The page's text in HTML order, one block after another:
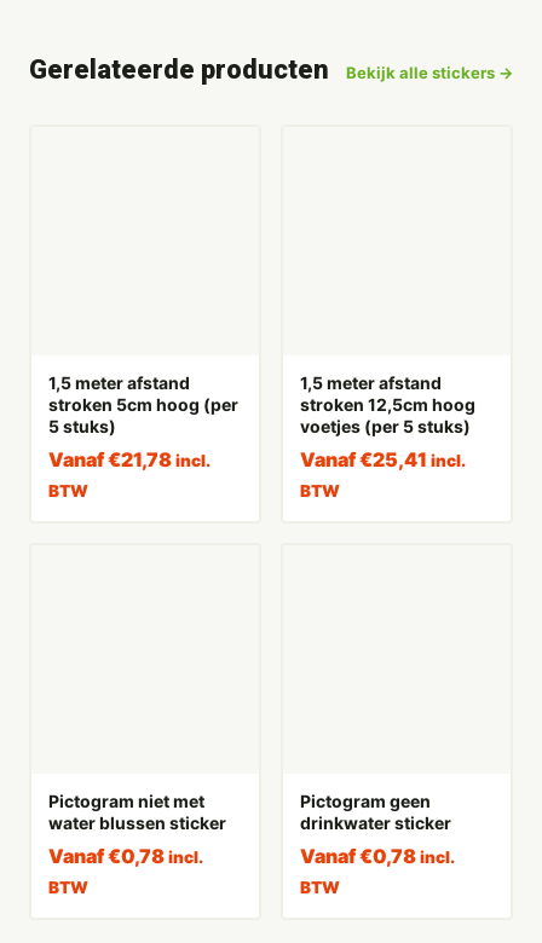
Gerelateerde producten Bekijk alle stickers →
1,5 meter afstand
stroken 5cm hoog (per
5 stuks)
Vanaf€21,78 incl.
BTW
1,5 meter afstand
stroken 12,5cm hoog
voetjes (per 5 stuks)
Vanaf€25,41 incl.
BTW
Pictogram niet met
water blussen sticker
Vanaf€0,78 incl.
BTW
Pictogram geen
drinkwater sticker
Vanaf€0,78 incl.
BTW